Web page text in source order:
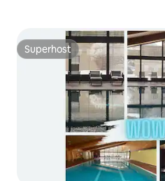
Superhost
Superhost